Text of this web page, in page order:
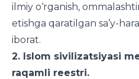
ilmiy o‘rganish,
etishga qaratilgan sa’y-
iborat.
2. Islom sivilizatsiyasi
raqamli reestri.